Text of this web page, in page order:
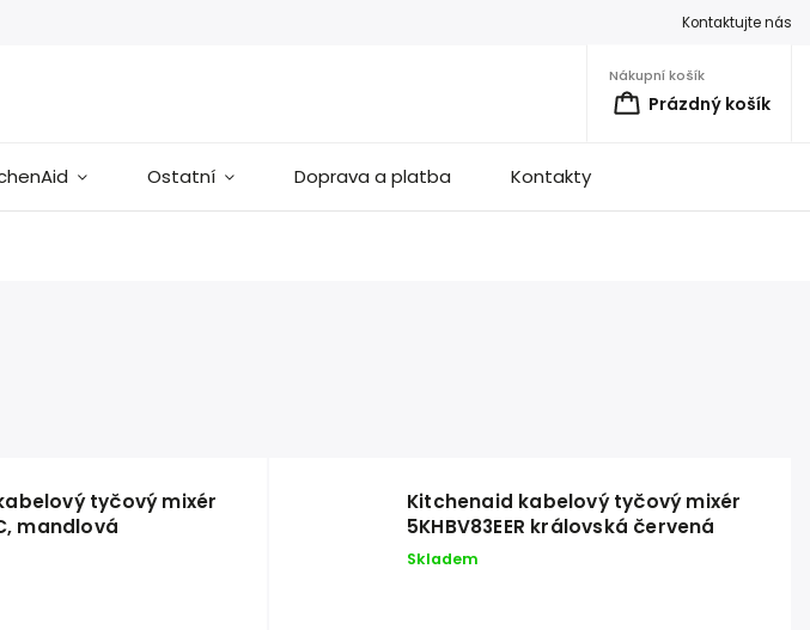
Kontaktujte nás
Nákupní košík
Prázdný košík
Ostatní Doprava a platba Kontakty
tyčový mixér
mandlová
Kitchenaid kabelový tyčový mixér
5KHBV83EER královská červená
Skladem